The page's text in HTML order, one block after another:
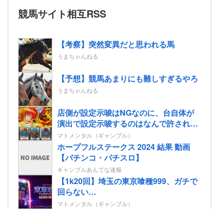
競馬サイト相互RSS
【考察】突然変異だと思われる馬
うまちゃんねる
【予想】競馬あまりにも難しすぎるやろ
うまちゃんねる
店側が設定示唆はNGなのに、台自体が
演出で設定示唆するのはなんで許されて
るの？
マトメンタル（ギャンブル）
ホープフルステークス 2024 結果 動画
【パチンコ・パチスロ】
ギャンブルあんてな速報
【1k20回】埼玉の東京喰種999、ガチで
回らない…
マトメンタル（ギャンブル）